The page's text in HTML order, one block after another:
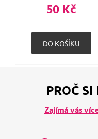
50 Kč
PROČ
Zajímá vás